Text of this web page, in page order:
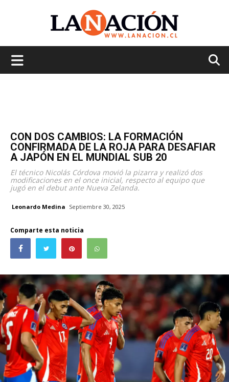
CON DOS CAMBIOS: LA FORMACIÓN
CONFIRMADA DE LA ROJA PARA DESAFIAR
A JAPÓN EN EL MUNDIAL SUB 20
El técnico Nicolás Córdova movió la pizarra y realizó dos
modificaciones en el once inicial, respecto al equipo que
jugó en el debut ante Nueva Zelanda.
Leonardo Medina Septiembre 30, 2025
Comparte esta noticia